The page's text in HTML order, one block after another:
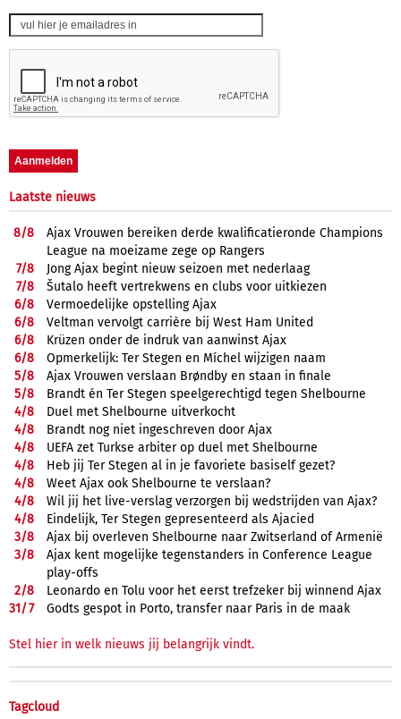
Laatste nieuws
8/8
Ajax Vrouwen bereiken derde kwalificatieronde Champions
League na moeizame zege op Rangers
7/8
Jong Ajax begint nieuw seizoen met nederlaag
7/8
Šutalo heeft vertrekwens en clubs voor uitkiezen
6/8
Vermoedelijke opstelling Ajax
6/8
Veltman vervolgt carrière bij West Ham United
6/8
Krüzen onder de indruk van aanwinst Ajax
6/8
Opmerkelijk: Ter Stegen en Míchel wijzigen naam
5/8
Ajax Vrouwen verslaan Brøndby en staan in finale
5/8
Brandt én Ter Stegen speelgerechtigd tegen Shelbourne
4/8
Duel met Shelbourne uitverkocht
4/8
Brandt nog niet ingeschreven door Ajax
4/8
UEFA zet Turkse arbiter op duel met Shelbourne
4/8
Heb jij Ter Stegen al in je favoriete basiself gezet?
4/8
Weet Ajax ook Shelbourne te verslaan?
4/8
Wil jij het live-verslag verzorgen bij wedstrijden van Ajax?
4/8
Eindelijk, Ter Stegen gepresenteerd als Ajacied
3/8
Ajax bij overleven Shelbourne naar Zwitserland of Armenië
3/8
Ajax kent mogelijke tegenstanders in Conference League
play-offs
2/8
Leonardo en Tolu voor het eerst trefzeker bij winnend Ajax
31/7 Godts gespot in Porto, transfer naar Paris in de maak
Stel hier in welk nieuws jij belangrijk vindt.
Tagcloud